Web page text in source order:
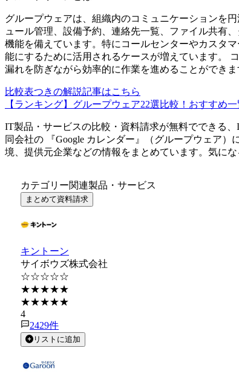
グループウェアは、組織内のコミュニケーションを
ュール管理、設備予約、連絡先一覧、ファイル共有
機能を備えています。特にコールセンターやカスタ
能にするために活用されるケースが増えています。
漏れを防ぎながら効率的に作業を進めることができま
比較表つきの解説記事はこちら
【ランキング】グループウェア22選比較！おすすめ
IT製品・サービスの比較・資料請求が無料でできる、
同会社の 『Google カレンダー 』（グループウェア）
境、提供元企業などの情報をまとめています。気に
カテゴリー関連製品・サービス
まとめて資料請求
キントーン
サイボウズ株式会社
☆☆☆☆☆
★★★★★
★★★★★
4
2429件
リストに追加